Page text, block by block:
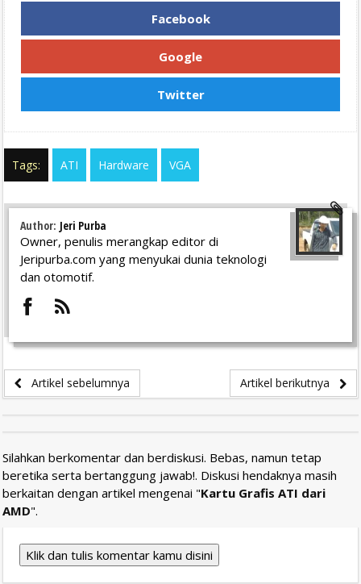
Facebook
Google
Twitter
Tags: ATI Hardware VGA
Author: Jeri Purba
Owner, penulis merangkap editor di
Jeripurba.com yang menyukai dunia teknologi
dan otomotif.
Artikel sebelumnya Artikel berikutnya
Silahkan berkomentar dan berdiskusi. Bebas, namun tetap
beretika serta bertanggung jawab!. Diskusi hendaknya masih
berkaitan dengan artikel mengenai "Kartu Grafis ATI dari
AMD".
Klik dan tulis komentar kamu disini